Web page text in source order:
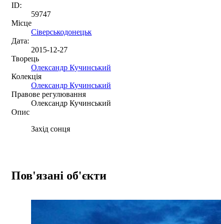
ID:
59747
Місце
Сіверськодонецьк
Дата:
2015-12-27
Творець
Олександр Кучинський
Колекція
Олександр Кучинський
Правове регулювання
Олександр Кучинський
Опис
Захід сонця
Пов'язані об'єкти